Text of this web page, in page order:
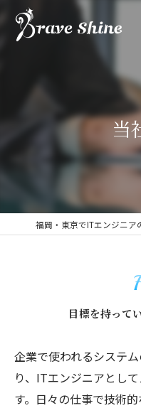
当
目標を持って
企業で使われるシステ
り、ITエンジニアとし
す。日々の仕事で技術